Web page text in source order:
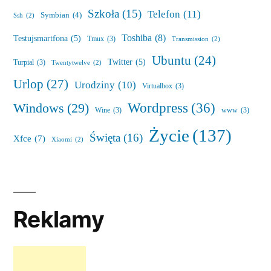
Ssh (2) Symbian (4) Szkoła (15) Telefon (11)
Testujsmartfona (5) Tmux (3) Toshiba (8) Transmission (2)
Turpial (3) Twentytwelve (2) Twitter (5) Ubuntu (24)
Urlop (27) Urodziny (10) Virtualbox (3)
Windows (29) Wine (3) Wordpress (36) www (3)
Xfce (7) Xiaomi (2) Święta (16) Życie(137)
Reklamy